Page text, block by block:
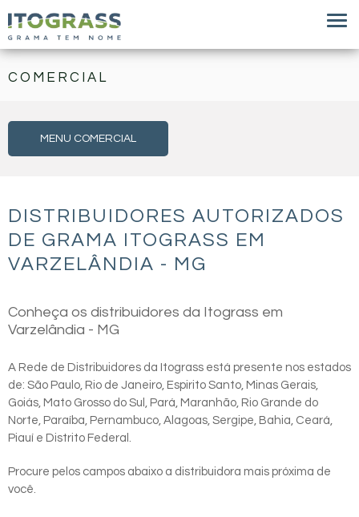
COMERCIAL
MENU COMERCIAL
DISTRIBUIDORES AUTORIZADOS
DE GRAMA ITOGRASS EM
VARZELÂNDIA - MG
Conheça os distribuidores da Itograss em
Varzelândia - MG
A Rede de Distribuidores da Itograss está presente nos estados
de: São Paulo, Rio de Janeiro, Espirito Santo, Minas Gerais,
Goiás, Mato Grosso do Sul, Pará, Maranhão, Rio Grande do
Norte, Paraíba, Pernambuco, Alagoas, Sergipe, Bahia, Ceará,
Piauí e Distrito Federal.
Procure pelos campos abaixo a distribuidora mais próxima de
você.